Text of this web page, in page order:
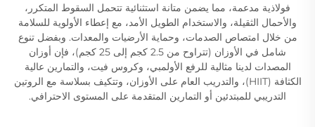
فولاذية مدعمة، مما يضمن متانة استثنائية تتحمل السقوط المتكرر،
والأحمال الثقيلة، والاستخدام الطويل الأمد، مع إعطاء الأولوية للسلامة
من خلال امتصاص الصدمات، وحماية الأرضيات والمعدات. وبفضل تنوع
شامل في الأوزان (تتراوح من 2.5 كجم إلى 25 كجم)، فإن أوزان
المصدات لدينا مثالية للرفع الأولمبي، وكروس فيت، والتمارين عالية
الكثافة (HIIT)، والتدريب العام على الأوزان، وتتكيف بسلاسة مع الروتين
التدريبي للمبتدئين أو التمارين المتقدمة على المستوى الاحترافي.